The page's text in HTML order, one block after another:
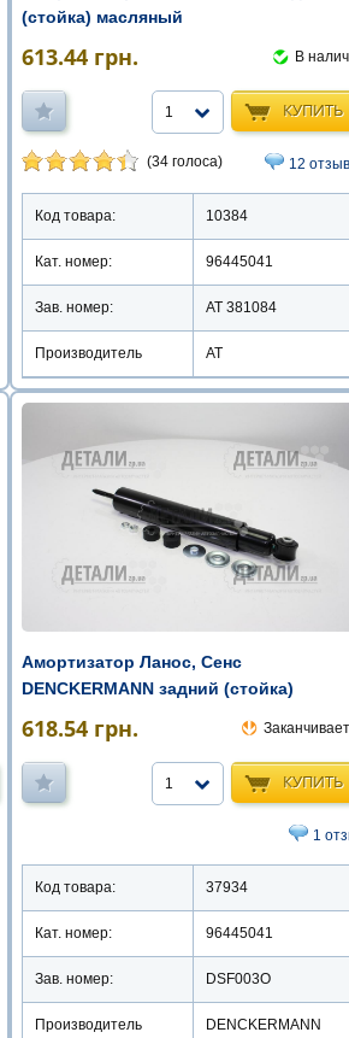
(стойка) масляный
613.44 грн. В
КУПИТЬ
1
(34 голоса) 12
Код товара: 10384
Кат. номер: 96445041
Зав. номер: AT 381084
Производитель АТ
Амортизатор Ланос, Сенс
DENCKERMANN задний (стойка)
618.54 грн.
КУПИТЬ
1
1
Код товара: 37934
Кат. номер: 96445041
Зав. номер: DSF003O
Производитель DENCKERMANN